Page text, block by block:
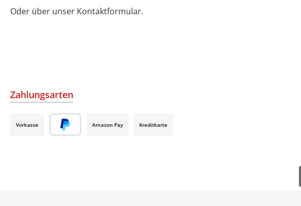
Oder über unser Kontaktformular.
Zahlungsarten
Vorkasse Amazon Pay Kreditkarte